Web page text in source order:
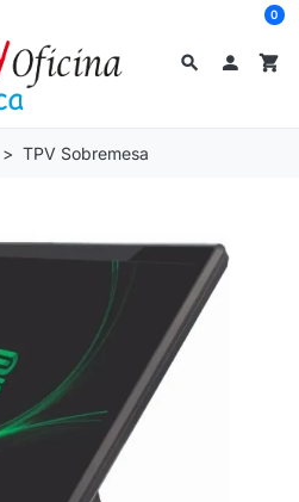
search  shopping_cart
0
TPV Sobremesa